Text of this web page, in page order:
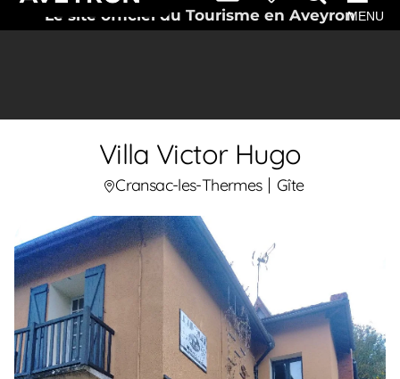
Le site officiel du Tourisme en AveyronMENU
Villa Victor Hugo
Cransac-les-Thermes Gîte